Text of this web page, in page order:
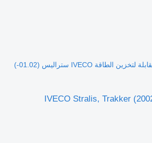
بطاريات المراكم القابلة لتخزين الطاقة IVECO ستراليس (01.02-)